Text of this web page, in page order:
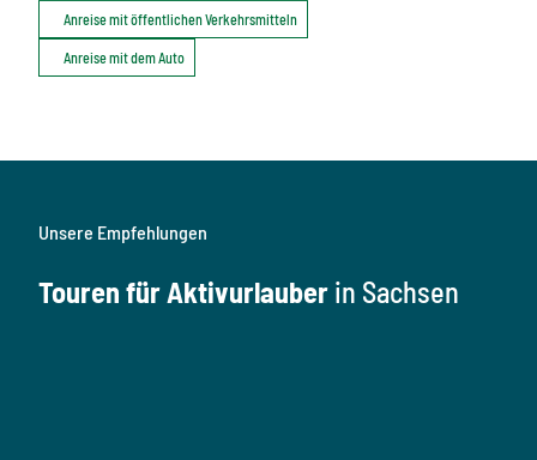
Anreise mit öffentlichen Verkehrsmitteln
Anreise mit dem Auto
Unsere Empfehlungen
Touren für Aktivurlauber in Sachsen